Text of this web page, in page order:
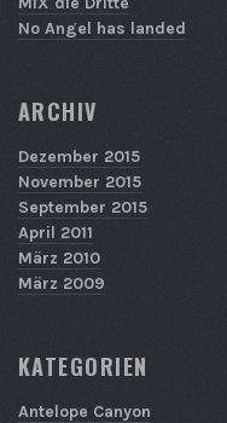
No Angel has landed
ARCHIV
Dezember 2015
November 2015
September 2015
April 2011
März 2010
März 2009
KATEGORIEN
Antelope Canyon